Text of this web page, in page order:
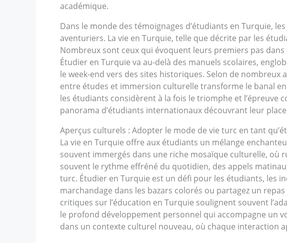
académique.
Dans le monde des témoignages d’étudiants en Turquie,
aventuriers. La vie en Turquie, telle que décrite par les
Nombreux sont ceux qui évoquent leurs premiers pas
Étudier en Turquie va au-delà des manuels scolaires,
le week-end vers des sites historiques. Selon de nombreux
entre études et immersion culturelle transforme le banal
les étudiants considèrent à la fois le triomphe et l’épreuve
panorama d’étudiants internationaux découvrant leur
Aperçus culturels : Adopter le mode de vie turc en tant
La vie en Turquie offre aux étudiants un mélange
souvent immergés dans une riche mosaïque culturelle, où
souvent le rythme effréné du quotidien, des appels
turc. Étudier en Turquie est un défi pour les étudiants, les
marchandage dans les bazars colorés ou partagez un
critiques sur l’éducation en Turquie soulignent souvent
le profond développement personnel qui accompagne un
dans un contexte culturel nouveau, où chaque interaction